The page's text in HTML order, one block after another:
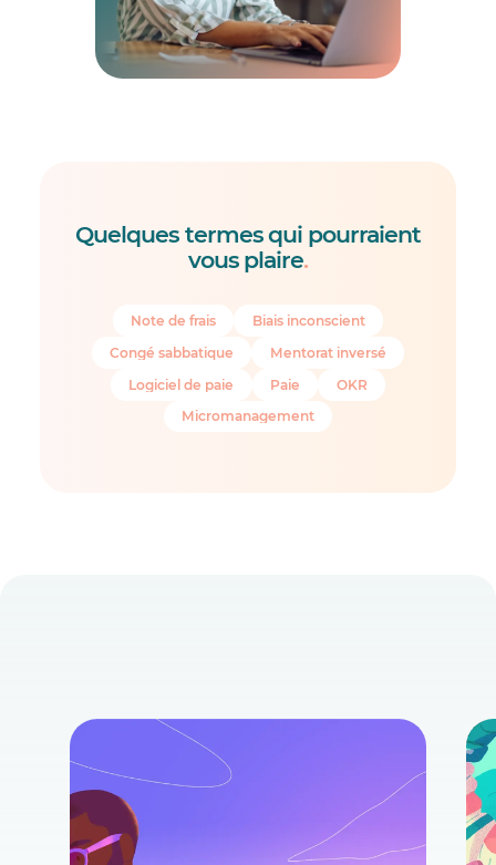
Quelques termes qui pourraient
vous plaire.
Note de frais
Biais inconscient
Congé sabbatique
Mentorat inversé
Logiciel de paie
Paie
OKR
Micromanagement